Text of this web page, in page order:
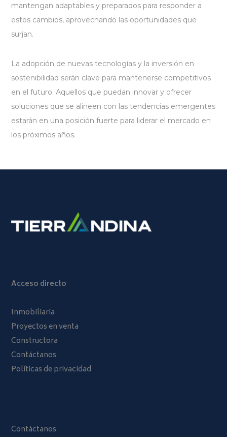
mantengan adaptables y preparados para responder a
estos cambios, aprovechando las oportunidades que
surjan.
La adopción de nuevas tecnologías y la inversión en
sostenibilidad serán clave para mantenerse competitivos
en el futuro. Aquellos que puedan innovar y ofrecer
soluciones que se alineen con las tendencias emergentes
estarán en una posición fuerte para liderar el mercado en
los próximos años.
Acceso directo
Inmobiliaria
Proyectos en venta
Constructora
Contáctanos
Políticas de privacidad
Contáctanos